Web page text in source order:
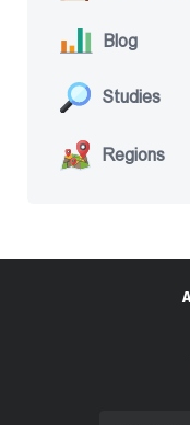
Blog
Studies
Regions